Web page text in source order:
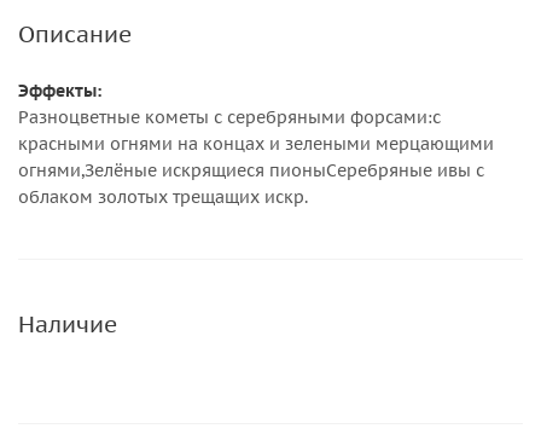
Описание
Эффекты:
Разноцветные кометы с серебряными форсами:с
красными огнями на концах и зелеными мерцающими
огнями,Зелёные искрящиеся пионыСеребряные ивы с
облаком золотых трещащих искр.
Наличие